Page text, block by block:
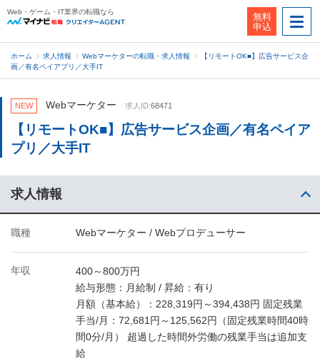
Web・ゲーム・IT業界の転職なら
無料
申込
ホーム 求人情報 Webマーケターの転職・求人情報
【リモートOK■】広告サービス企
画／有名ペイアプリ／大手IT
NEW Webマーケター 求人ID:68471
【リモートOK■】広告サービス企画／有名ペイア
プリ／大手IT
求人情報
職種 Webマーケター / Webプロデューサー
年収
400～800万円
給与形態：月給制 / 昇給：有り
月額（基本給）：228,319円～394,438円 固定残業
手当/月：72,681円～125,562円（固定残業時間40時
間0分/月） 超過した時間外労働の残業手当は追加支
給